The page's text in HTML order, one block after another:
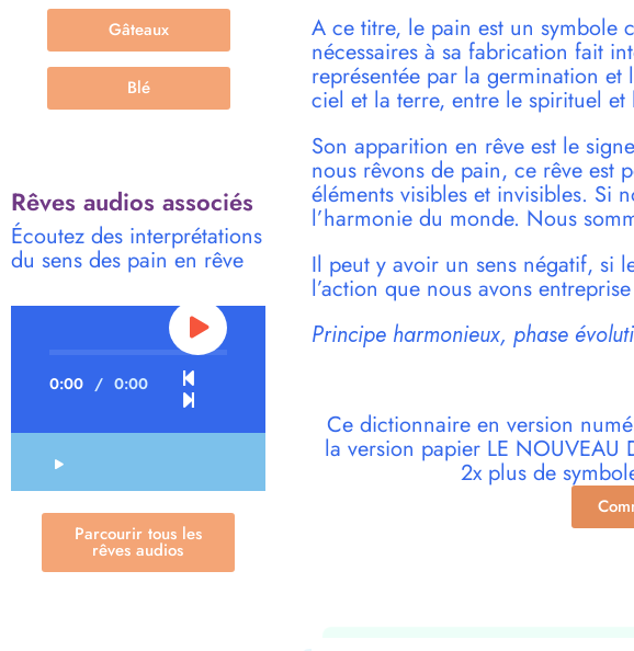
Gâteaux
Blé
Rêves audios associés
Écoutez des interprétations
du sens des pain en rêve
0:00 / 0:00
Parcourir tous les
rêves audios
A ce titre, le pain est un symbole
nécessaires à sa fabrication fait
représentée par la germination
ciel et la terre, entre le spirituel
Son apparition en rêve est le
nous rêvons de pain, ce rêve est
éléments visibles et invisibles. Si
l’harmonie du monde. Nous
Il peut y avoir un sens négatif, si
l’action que nous avons
Principe harmonieux, phase
Ce dictionnaire en version
la version papier LE NOUVEAU
2x plus de